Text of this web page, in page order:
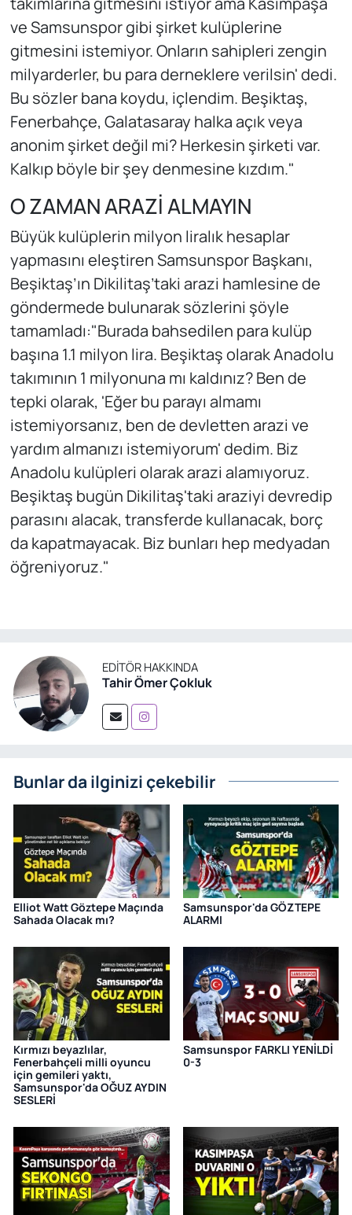
ve Samsunspor gibi şirket kulüplerine
gitmesini istemiyor. Onların sahipleri zengin
milyarderler, bu para derneklere verilsin' dedi.
Bu sözler bana koydu, içlendim. Beşiktaş,
Fenerbahçe, Galatasaray halka açık veya
anonim şirket değil mi? Herkesin şirketi var.
Kalkıp böyle bir şey denmesine kızdım."
O ZAMAN ARAZİ ALMAYIN
Büyük kulüplerin milyon liralık hesaplar
yapmasını eleştiren Samsunspor Başkanı,
Beşiktaş’ın Dikilitaş’taki arazi hamlesine de
göndermede bulunarak sözlerini şöyle
tamamladı:"Burada bahsedilen para kulüp
başına 1.1 milyon lira. Beşiktaş olarak Anadolu
takımının 1 milyonuna mı kaldınız? Ben de
tepki olarak, 'Eğer bu parayı almamı
istemiyorsanız, ben de devletten arazi ve
yardım almanızı istemiyorum' dedim. Biz
Anadolu kulüpleri olarak arazi alamıyoruz.
Beşiktaş bugün Dikilitaş'taki araziyi devredip
parasını alacak, transferde kullanacak, borç
da kapatmayacak. Biz bunları hep medyadan
öğreniyoruz."
EDITÖR HAKKINDA
Tahir Ömer Çokluk
Bunlar da ilginizi çekebilir
Elliot Watt Göztepe Maçında
Sahada Olacak mı?
Samsunspor'da GÖZTEPE
ALARMI
Kırmızı beyazlılar,
Fenerbahçeli milli oyuncu
için gemileri yaktı,
Samsunspor'da OĞUZ AYDIN
SESLERİ
Samsunspor FARKLI YENİLDİ
0-3